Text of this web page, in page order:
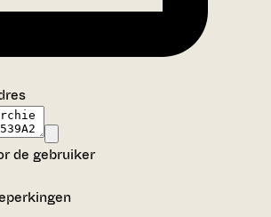
de gebruiker